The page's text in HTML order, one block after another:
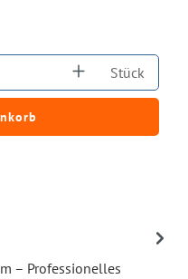
gewünschten
Stück
– Professionelles